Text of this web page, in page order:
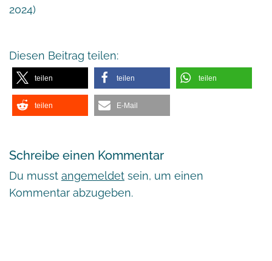
2024)
Diesen Beitrag teilen:
teilen teilen teilen
teilen E-Mail
Schreibe einen Kommentar
Du musst angemeldet sein, um einen
Kommentar abzugeben.